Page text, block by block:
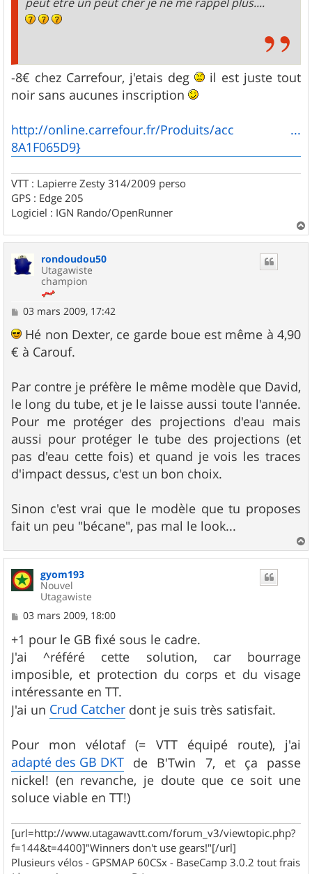
-8€ chez Carrefour, j'etais deg
il est juste tout
noir sans aucunes inscription
http://online.carrefour.fr/Produits/acc ...
8A1F065D9}
VTT : Lapierre Zesty 314/2009 perso
GPS : Edge 205
Logiciel : IGN Rando/OpenRunner
a
rondoudou50
Utagawiste
champion
M
s
s
a
03 mars 2009, 17:42
Hé non Dexter, ce garde boue est même à 4,90
€ à Carouf.
Par contre je préfère le même modèle que David,
le long du tube, et je le laisse aussi toute l'année.
Pour me protéger des projections d'eau mais
aussi pour protéger le tube des projections (et
pas d'eau cette fois) et quand je vois les traces
d'impact dessus, c'est un bon choix.
Sinon c'est vrai que le modèle que tu proposes
fait un peu "bécane", pas mal le look...
a
gyom193
Nouvel
Utagawiste
M
s
s
a
g
e
03 mars 2009, 18:00
+1 pour le GB fixé sous le cadre.
J'ai ^référé cette solution, car bourrage
imposible, et protection du corps et du visage
intéressante en TT.
J'ai un Crud Catcher dont je suis très satisfait.
Pour mon vélotaf (= VTT équipé route), j'ai
adapté des GB DKT de B'Twin 7, et ça passe
nickel! (en revanche, je doute que ce soit une
soluce viable en TT!)
[url=http://www.utagawavtt.com/forum_v3/viewtopic.php?
f=144&t=4400]"Winners don't use gears!"[/url]
Plusieurs vélos - GPSMAP 60CSx - BaseCamp 3.0.2 tout frais